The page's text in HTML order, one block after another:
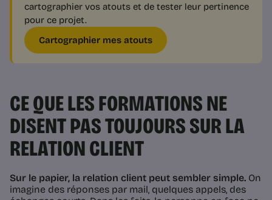
cartographier vos atouts et de tester leur pertinence
pour ce projet.
Cartographier mes atouts
CE QUE LES FORMATIONS NE
DISENT PAS TOUJOURS SUR LA
RELATION CLIENT
Sur le papier, la relation client peut sembler simple. On
imagine des réponses par mail, quelques appels, des